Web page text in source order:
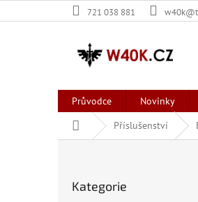
na
721 038 881
Průvodce Novinky
Domů
Příslušenství
kategorie
Kategorie